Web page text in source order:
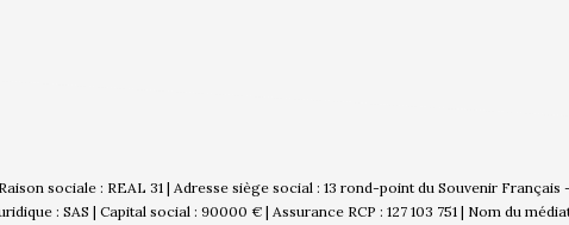
sociale : REAL 31 | Adresse siège social : 13 rond-point du Souvenir
: SAS | Capital social : 90000 € | Assurance RCP : 127 103 751 | Nom du